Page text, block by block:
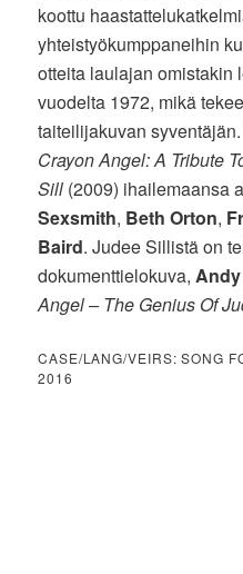
koottu
yhteistyökumppaneihin
otteita laulajan omistakin
vuodelta 1972, mikä
taiteilijakuvan
Crayon Angel: A Tribute
Sill (2009) ihailemaansa
Sexsmith, Beth Orton,
Baird. Judee Sillistä on
dokumenttielokuva,
Angel – The Genius Of
CASE/LANG/VEIRS: SONG
2016